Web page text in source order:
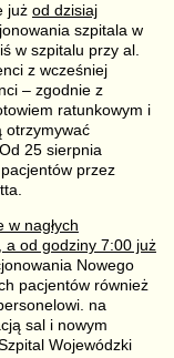
już od dzisiaj
szpitala w
w szpitalu przy al.
z wcześniej
– zgodnie z
ratunkowym i
otrzymywać
Od 25 sierpnia
przez
w nagłych
a od godziny 7:00 już
Nowego
pacjentów również
na
sal i nowym
Wojewódzki